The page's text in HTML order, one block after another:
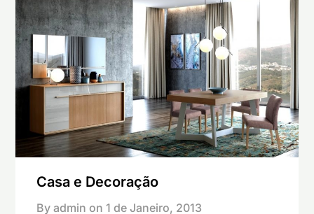
Casa e Decoração
By admin on 1 de Janeiro, 2013